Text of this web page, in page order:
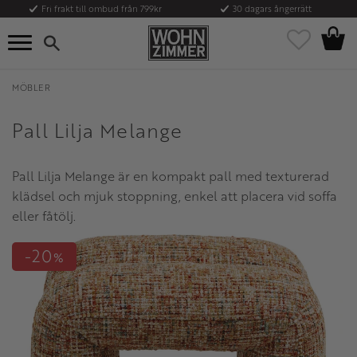
Meny
Fri frakt till ombud från 799kr 30 dagars ångerrätt
Favoriter
MÖBLER
Pall Lilja Melange
Pall Lilja Melange är en kompakt pall med texturerad
klädsel och mjuk stoppning, enkel att placera vid soffa
eller fåtölj.
20%